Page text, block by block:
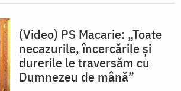
(Video) PS Macarie: „Toate
necazurile, încercările și
durerile le traversăm cu
Dumnezeu de mână”